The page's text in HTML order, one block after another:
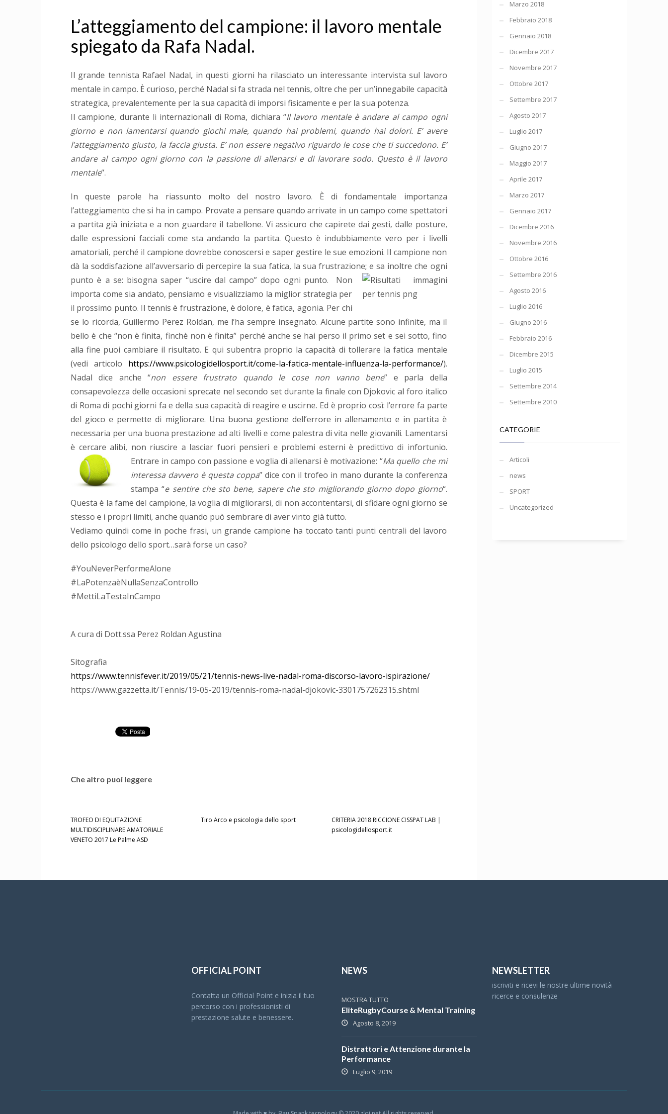
L’atteggiamento del campione: il lavoro mentale
spiegato da Rafa Nadal.
Il grande tennista Rafael Nadal, in questi giorni ha rilasciato un interessante intervista sul lavoro
mentale in campo. È curioso, perché Nadal si fa strada nel tennis, oltre che per un’innegabile capacità
strategica, prevalentemente per la sua capacità di imporsi fisicamente e per la sua potenza.
Il campione, durante li internazionali di Roma, dichiara “Il lavoro mentale è andare al campo ogni
giorno e non lamentarsi quando giochi male, quando hai problemi, quando hai dolori. E’ avere
l’atteggiamento giusto, la faccia giusta. E’ non essere negativo riguardo le cose che ti succedono. E’
andare al campo ogni giorno con la passione di allenarsi e di lavorare sodo. Questo è il lavoro
mentale”.
In queste parole ha riassunto molto del nostro lavoro. È di fondamentale importanza
l’atteggiamento che si ha in campo. Provate a pensare quando arrivate in un campo come spettatori
a partita già iniziata e a non guardare il tabellone. Vi assicuro che capirete dai gesti, dalle posture,
dalle espressioni facciali come sta andando la partita. Questo è indubbiamente vero per i livelli
amatoriali, perché il campione dovrebbe conoscersi e saper gestire le sue emozioni. Il campione non
dà la soddisfazione all’avversario di percepire la sua fatica, la sua frustrazione; e sa inoltre che ogni
punto è a se: bisogna saper “uscire dal campo” dopo ogni punto.
Non
importa come sia andato, pensiamo e visualizziamo la miglior strategia per
il prossimo punto. Il tennis è frustrazione, è dolore, è fatica, agonia. Per chi
se lo ricorda, Guillermo Perez Roldan, me l’ha sempre insegnato. Alcune partite sono infinite, ma il
bello è che “non è finita, finchè non è finita” perché anche se hai perso il primo set e sei sotto, fino
alla fine puoi cambiare il risultato. E qui subentra proprio la capacità di tollerare la fatica mentale
(vedi articolo https://www.psicologidellosport.it/come-la-fatica-mentale-influenza-la-performance/).
Nadal dice anche “non essere frustrato quando le cose non vanno bene” e parla della
consapevolezza delle occasioni sprecate nel secondo set durante la finale con Djokovic al foro italico
di Roma di pochi giorni fa e della sua capacità di reagire e uscirne. Ed è proprio così: l’errore fa parte
del gioco e permette di migliorare. Una buona gestione dell’errore in allenamento e in partita è
necessaria per una buona prestazione ad alti livelli e come palestra di vita nelle giovanili. Lamentarsi
è cercare alibi, non riuscire a lasciar fuori pensieri e problemi esterni è predittivo di infortunio.
Entrare in campo con passione e voglia di allenarsi è motivazione: “Ma quello che mi
interessa davvero è questa coppa” dice con il trofeo in mano durante la conferenza
stampa “e sentire che sto bene, sapere che sto migliorando giorno dopo giorno“.
Questa è la fame del campione, la voglia di migliorarsi, di non accontentarsi, di sfidare ogni giorno se
stesso e i propri limiti, anche quando può sembrare di aver vinto già tutto.
Vediamo quindi come in poche frasi, un grande campione ha toccato tanti punti centrali del lavoro
dello psicologo dello sport…sarà forse un caso?
#YouNeverPerformeAlone
#LaPotenzaèNullaSenzaControllo
#MettiLaTestaInCampo
A cura di Dott.ssa Perez Roldan Agustina
Sitografia
https://www.tennisfever.it/2019/05/21/tennis-news-live-nadal-roma-discorso-lavoro-ispirazione/
https://www.gazzetta.it/Tennis/19-05-2019/tennis-roma-nadal-djokovic-3301757262315.shtml
Che altro puoi leggere
TROFEO DI EQUITAZIONE
MULTIDISCIPLINARE AMATORIALE
VENETO 2017 Le Palme ASD
Tiro Arco e psicologia dello sport
CRITERIA 2018 RICCIONE CISSPAT LAB |
psicologidellosport.it
Marzo 2018
Febbraio 2018
Gennaio 2018
Dicembre 2017
Novembre 2017
Ottobre 2017
Settembre 2017
Agosto 2017
Luglio 2017
Giugno 2017
Maggio 2017
Aprile 2017
Marzo 2017
Gennaio 2017
Dicembre 2016
Novembre 2016
Ottobre 2016
Settembre 2016
Agosto 2016
Luglio 2016
Giugno 2016
Febbraio 2016
Dicembre 2015
Luglio 2015
Settembre 2014
Settembre 2010
CATEGORIE
Articoli
news
SPORT
Uncategorized
OFFICIAL POINT
Contatta un Official Point e inizia il tuo
percorso con i professionisti di
prestazione salute e benessere.
NEWS
MOSTRA TUTTO
EliteRugbyCourse & Mental Training
Agosto 8, 2019
Distrattori e Attenzione durante la
Performance
Luglio 9, 2019
NEWSLETTER
iscriviti e ricevi le nostre ultime novità
ricerce e consulenze